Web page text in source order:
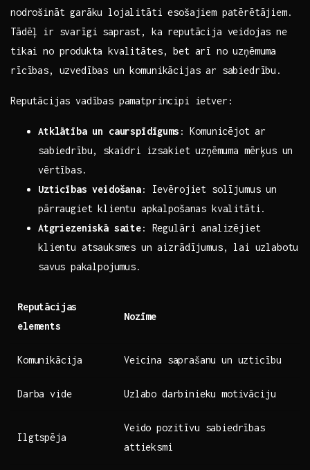
nodrošināt garāku lojalitāti esošajiem patērētājiem.
Tādēļ‍ ir svarīgi saprast,‌ ka reputācija veidojas ne
tikai no produkta kvalitātes, bet arī no uzņēmuma
rīcības, uzvedības un komunikācijas ar sabiedrību.
Reputācijas vadības ‍pamatprincipi ietver:
Atklātība un caurspīdīgums :⁣ Komunicējot ar ​
sabiedrību, ⁢skaidri izsakiet uzņēmuma mērķus un
vērtības.
Uzticības veidošana: Ievērojiet solījumus ⁣un
pārraugiet klientu apkalpošanas kvalitāti.
Atgriezeniskā saite: Regulāri analizējiet
klientu atsauksmes un aizrādījumus, lai uzlabotu
savus ⁤pakalpojumus.
Reputācijas
elements
Nozīme
Komunikācija Veicina saprašanu ‍un​ uzticību
Darba vide Uzlabo darbinieku motivāciju
Ilgtspēja
Veido ‌pozitīvu sabiedrības
attieksmi